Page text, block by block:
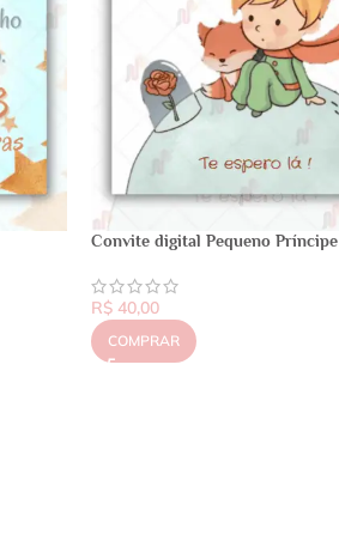
Convite digital Pequeno Príncipe
R$ 40,00
COMPRAR